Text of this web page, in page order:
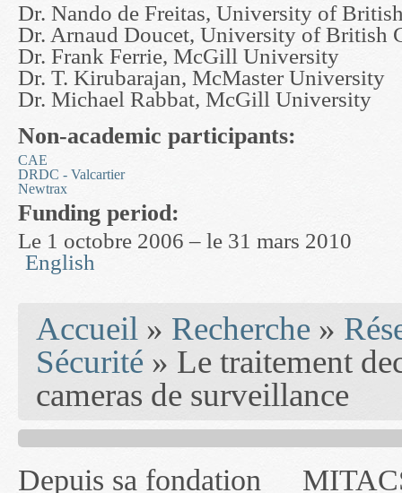
Dr. Nando de Freitas, University of
Dr. Arnaud Doucet, University of British
Dr. Frank Ferrie, McGill University
Dr. T. Kirubarajan, McMaster University
Dr. Michael Rabbat, McGill University
Non-academic participants:
CAE
DRDC - Valcartier
Newtrax
Funding period:
Le 1 octobre 2006 – le 31 mars 2010
English
Accueil » Recherche »
Sécurité » Le traitement
cameras de surveillance
Depuis sa fondation
MITACS inc. Jusqu'à
— l'auront désigné